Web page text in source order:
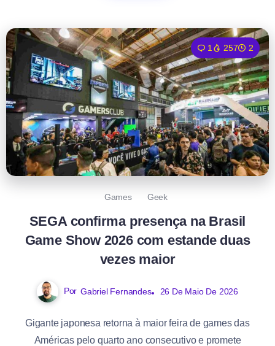
1 257 2
Games Geek
SEGA confirma presença na Brasil
Game Show 2026 com estande duas
vezes maior
Por Gabriel Fernandes 26 De Maio De 2026
Gigante japonesa retorna à maior feira de games das
Américas pelo quarto ano consecutivo e promete